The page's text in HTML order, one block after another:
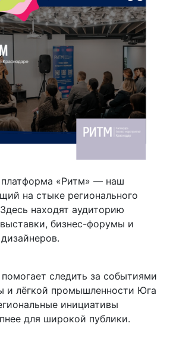
«Ритм» — наш
на стыке регионального
находят аудиторию
бизнес-форумы и
следить за событиями
и лёгкой промышленности Юга
инициативы
для широкой публики.